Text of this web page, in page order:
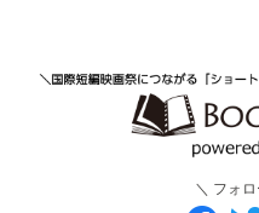
＼ フォ